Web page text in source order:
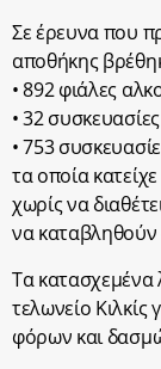
Σε έρευνα που
αποθήκης
• 892 φιάλες
• 32
• 753
τα οποία
χωρίς να
να καταβληθούν
Τα
τελωνείο
φόρων και